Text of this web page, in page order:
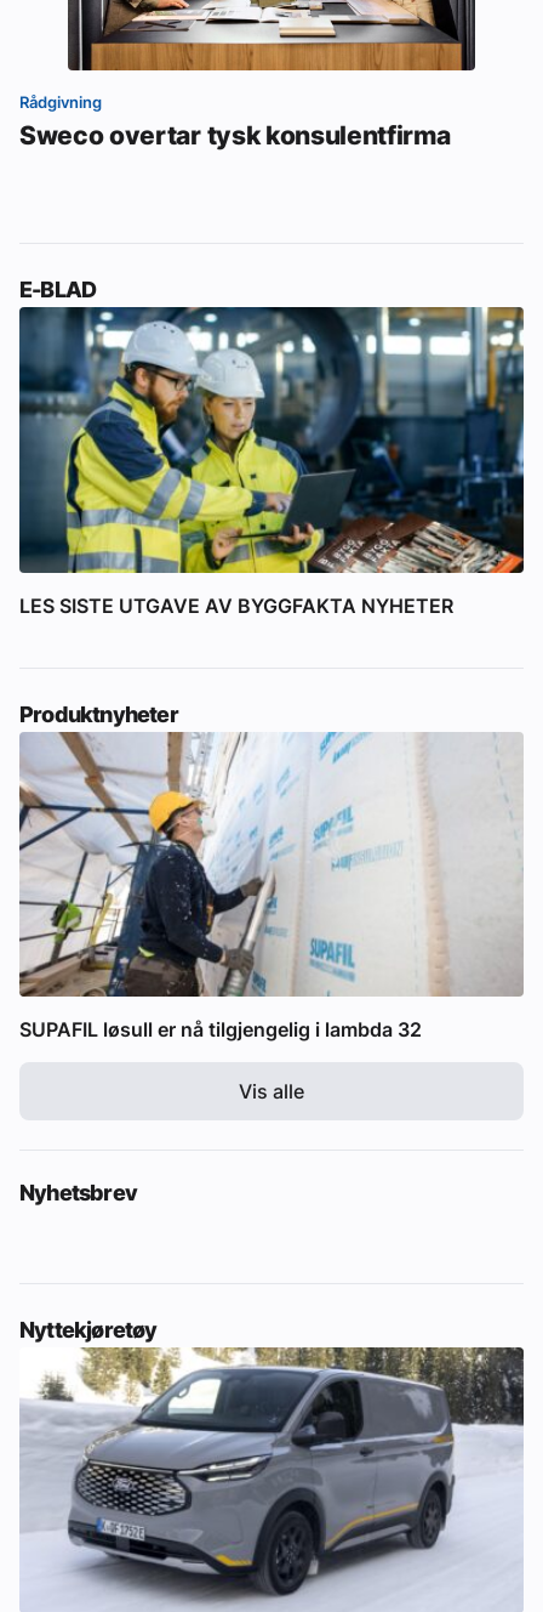
Rådgivning
Sweco overtar tysk konsulentfirma
E-BLAD
LES SISTE UTGAVE AV BYGGFAKTA NYHETER
Produktnyheter
SUPAFIL løsull er nå tilgjengelig i lambda 32
Vis alle
Nyhetsbrev
Nyttekjøretøy